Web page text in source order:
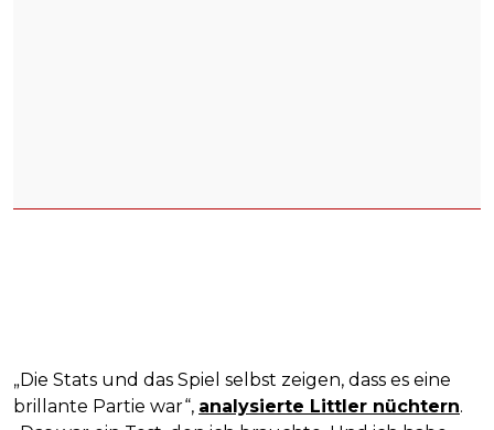
„Die Stats und das Spiel selbst zeigen, dass es eine
brillante Partie war“, analysierte Littler nüchtern.